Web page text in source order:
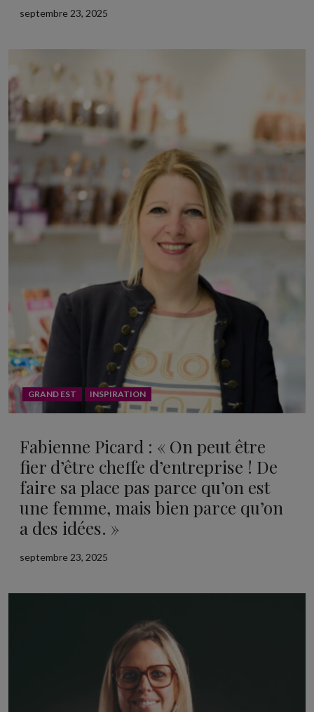
septembre 23, 2025
GRAND EST INSPIRATION
Fabienne Picard : « On peut être
fier d’être cheffe d’entreprise ! De
faire sa place pas parce qu’on est
une femme, mais bien parce qu’on
a des idées. »
septembre 23, 2025